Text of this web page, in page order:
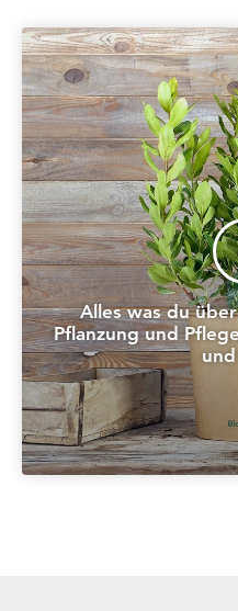
Alles was du
Pflanzung und
und